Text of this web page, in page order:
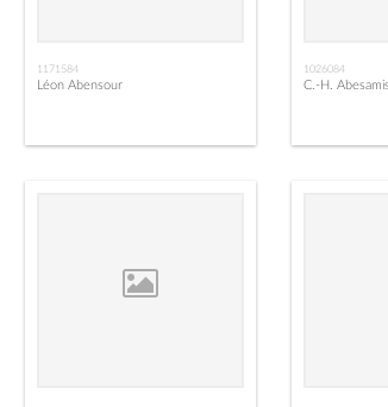
1171584
Léon Abensour
1026084
C.-H. Abesamis